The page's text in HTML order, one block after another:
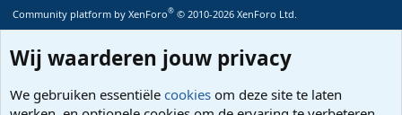
Community platform by XenForo® © 2010-2026 XenForo Ltd.
Wij waarderen jouw privacy
We gebruiken essentiële cookies om deze site te laten